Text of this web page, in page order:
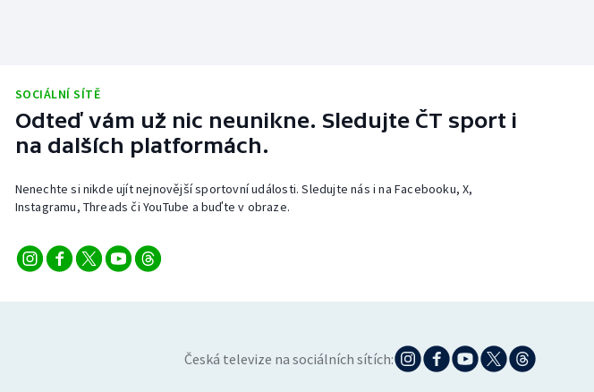
SOCIÁLNÍ SÍTĚ
Odteď vám už nic neunikne. Sledujte ČT sport i
na dalších platformách.
Nenechte si nikde ujít nejnovější sportovní události. Sledujte nás i na Facebooku, X,
Instagramu, Threads či YouTube a buďte v obraze.
Česká televize na sociálních sítích: